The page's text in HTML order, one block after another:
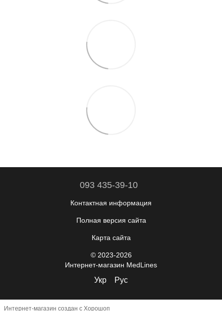
093 435-39-10
Контактная информация
Полная версия сайта
Карта сайта
© 2023-2026
Интернет-магазин MedLines
Укр Рус
Интернет-магазин создан с Хорошоп